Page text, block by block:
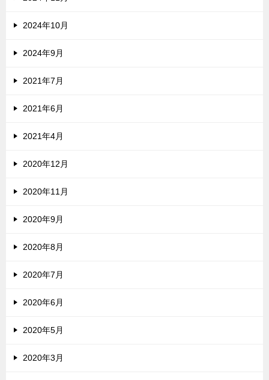
2024年10月
2024年9月
2021年7月
2021年6月
2021年4月
2020年12月
2020年11月
2020年9月
2020年8月
2020年7月
2020年6月
2020年5月
2020年3月